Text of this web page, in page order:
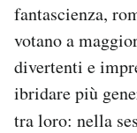
fantascienza,
votano a
divertenti e
ibridare più
tra loro: nella